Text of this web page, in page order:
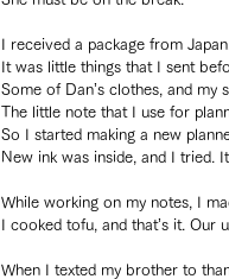
I received a package from Japan.
It was little things that I sent
Some of Dan’s clothes, and my
The little note that I use for
So I started making a new
New ink was inside, and I tried.
While working on my notes, I
I cooked tofu, and that’s it. Our
When I texted my brother to